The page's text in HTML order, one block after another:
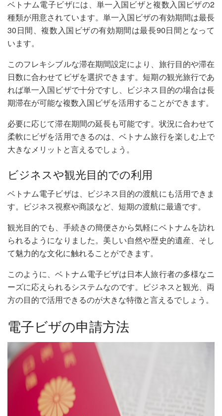
ベトナム電子ビザには、単一入国ビザと複数入国ビザの2
種類が用意されています。単一入国ビザの有効期間は最長
30日間、複数入国ビザの有効期間は最長90日間となって
います。
このフレキシブルな滞在期間設定により、旅行目的や滞在
日数に合わせてビザを選択できます。短期の観光旅行であ
れば単一入国ビザで十分ですし、ビジネス目的の場合は長
期滞在が可能な複数入国ビザを活用することができます。
必要に応じて滞在期間の延長も可能です。状況に合わせて
柔軟にビザを活用できるのは、ベトナム旅行を楽しむ上で
大きなメリットと言えるでしょう。
ビジネスや観光目的での利用
ベトナム電子ビザは、ビジネス目的の渡航にも活用できま
す。ビジネス視察や商談など、短期の渡航に最適です。
観光目的でも、手続きの簡便さから気軽にベトナムを訪れ
られるようになりました。美しい自然や歴史的遺産、そし
て魅力的な文化に触れることができます。
このように、ベトナム電子ビザは日本人旅行者の多様なニ
ーズに応えられるシステムなのです。ビジネスと観光、両
方の目的で活用できるのが大きな特徴と言えるでしょう。
電子ビザの申請方法